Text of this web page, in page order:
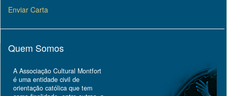
Enviar Carta
Quem Somos
A Associação Cultural Montfort
é uma entidade civil de
orientação católica que tem